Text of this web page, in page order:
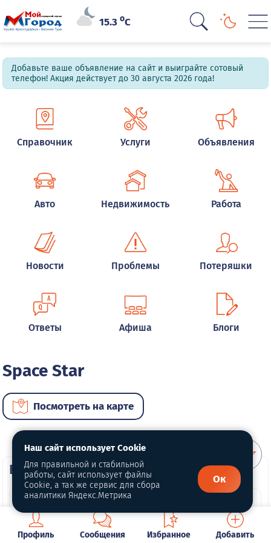
15.3oC
Добавьте ваше объявление на сайт и выиграйте сотовый
телефон! Акция действует до 30 августа 2026 года!
Справочник Услуги Объявления
Авто Недвижимость Работа
Новости Проблемы Потеряшки
Ответы Афиша Блоги
Space Star
Посмотреть на карте
ВИП автомобили
Профиль Сообщения Избранное Добавить
Наш сайт использует Cookie
Для правильной и стабильной
работы, сайт использует файлы
Cookie, а так же сервис для сбора
аналитики Яндекс.Метрика
Ок